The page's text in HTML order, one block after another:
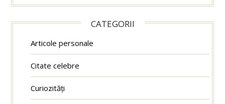
CATEGORII
Articole personale
Citate celebre
Curiozități